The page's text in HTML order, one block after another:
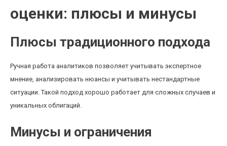
оценки: плюсы и минусы
Плюсы традиционного подхода
Ручная работа аналитиков позволяет учитывать экспертное
мнение, анализировать нюансы и учитывать нестандартные
ситуации. Такой подход хорошо работает для сложных случаев и
уникальных облигаций.
Минусы и ограничения